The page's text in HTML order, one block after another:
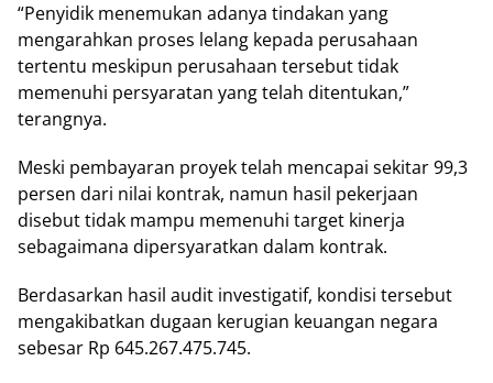
“Penyidik menemukan adanya tindakan yang
mengarahkan proses lelang kepada perusahaan
tertentu meskipun perusahaan tersebut tidak
memenuhi persyaratan yang telah ditentukan,”
terangnya.
Meski pembayaran proyek telah mencapai sekitar 99,3
persen dari nilai kontrak, namun hasil pekerjaan
disebut tidak mampu memenuhi target kinerja
sebagaimana dipersyaratkan dalam kontrak.
Berdasarkan hasil audit investigatif, kondisi tersebut
mengakibatkan dugaan kerugian keuangan negara
sebesar Rp 645.267.475.745.